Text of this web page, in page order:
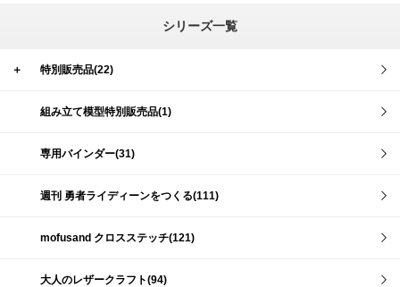
シリーズ一覧
＋ 特別販売品(22)
組み立て模型特別販売品(1)
専用バインダー(31)
週刊 勇者ライディーンをつくる(111)
mofusand クロスステッチ(121)
大人のレザークラフト(94)